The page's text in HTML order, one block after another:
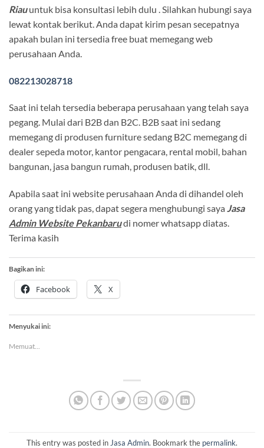
Riauuntuk bisa konsultasi lebih dulu . Silahkan hubungi saya
lewat kontak berikut. Anda dapat kirim pesan secepatnya
apakah bulan ini tersedia free buat memegang web
perusahaan Anda.
082213028718
Saat ini telah tersedia beberapa perusahaan yang telah saya
pegang. Mulai dari B2B dan B2C. B2B saat ini sedang
memegang di produsen furniture sedang B2C memegang di
dealer sepeda motor, kantor pengacara, rental mobil, bahan
bangunan, jasa bangun rumah, produsen batik, dll.
Apabila saat ini website perusahaan Anda di dihandel oleh
orang yang tidak pas, dapat segera menghubungi saya Jasa
Admin Website Pekanbarudi nomer whatsapp diatas.
Terima kasih
Bagikan ini:
Facebook X
Menyukai ini:
Memuat...
This entry was posted in Jasa Admin. Bookmark the permalink.